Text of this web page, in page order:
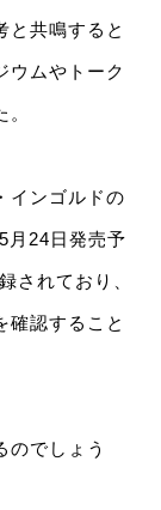
と共鳴すると
ウムやトーク
インゴルドの
月24日発売予
されており、
確認すること
のでしょう